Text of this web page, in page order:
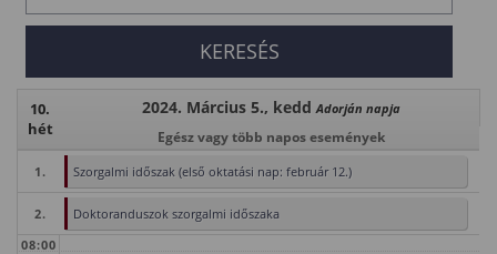
10.
hét
2024. Március 5., keddAdorján napja
Egész vagy több napos események
1. Szorgalmi időszak (első oktatási nap: február 12.)
2.
Doktoranduszok szorgalmi időszaka
08:00